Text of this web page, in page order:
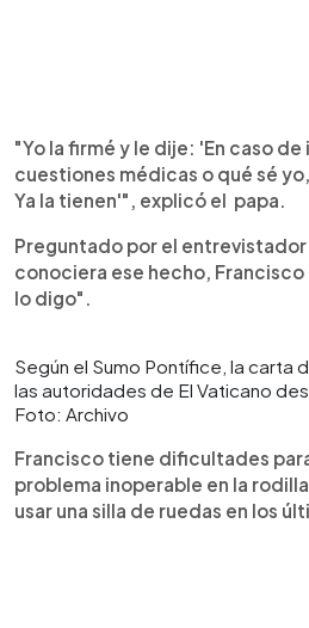
"Yo la firmé y le dije: 'En caso
cuestiones médicas o qué sé
Ya la tienen'", explicó el papa.
Preguntado por el entrevistador
conociera ese hecho,
lo digo".
Según el Sumo Pontífice, la carta
las autoridades de El Vaticano
Foto: Archivo
Francisco tiene dificultades
problema inoperable en la
usar una silla de ruedas en los